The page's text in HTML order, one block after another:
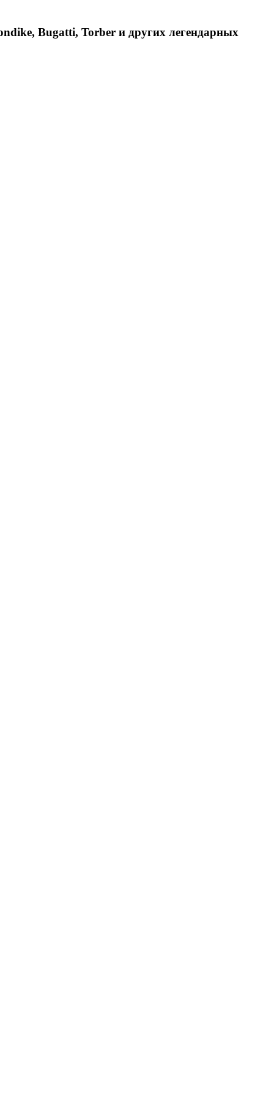
Bugatti, Torber и других легендарных